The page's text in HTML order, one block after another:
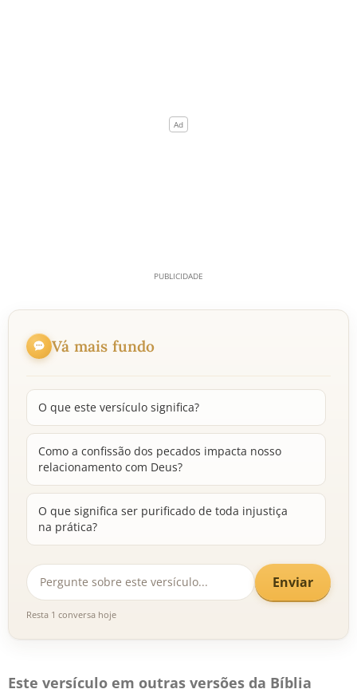
Vá mais fundo
O que este versículo significa?
Como a confissão dos pecados impacta nosso
relacionamento com Deus?
O que significa ser purificado de toda injustiça
na prática?
Enviar
Resta 1 conversa hoje
Este versículo em outras versões da Bíblia